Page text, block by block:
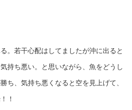
。若干心配はしてましたが沖に出ると
持ち悪い。と思いながら、魚をどうし
ち、気持ち悪くなると空を見上げて、
！